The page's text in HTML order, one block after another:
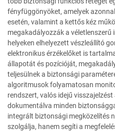
fényfüggönyöket, amelyek
esetén, valamint a kettős kéz
megakadályozzák a
helyeken elhelyezett vészleállító
elektronikus érzékelőket is
állapotát és pozícióját,
teljesülnek a biztonsági
algoritmusok folyamatosan
rendszert, valós idejű
dokumentálva minden
integrált biztonsági megközelítés
szolgálja, hanem segíti a